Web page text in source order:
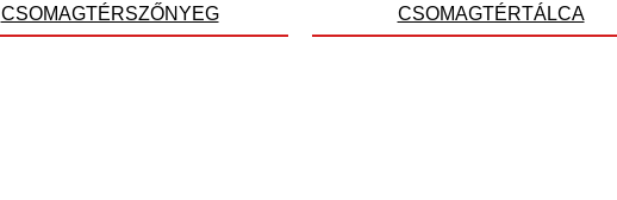
CSOMAGTÉRSZŐNYEG CSOMAGTÉRTÁLCA